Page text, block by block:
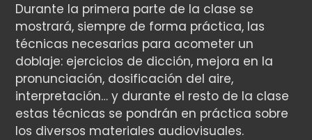
Durante la primera parte de la clase se
mostrará, siempre de forma práctica, las
técnicas necesarias para acometer un
doblaje: ejercicios de dicción, mejora en la
pronunciación, dosificación del aire,
interpretación… y durante el resto de la clase
estas técnicas se pondrán en práctica sobre
los diversos materiales audiovisuales.